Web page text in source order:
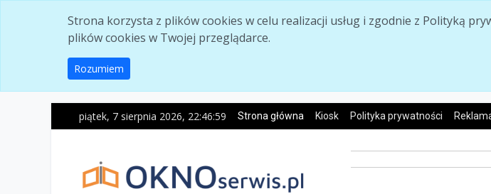
Strona korzysta z plików cookies w celu realizacji usług i zgodnie z Polityką
plików cookies w Twojej przeglądarce.
Rozumiem
piątek, 7 sierpnia 2026, 22:47:00 Strona główna Kiosk Polityka prywatności